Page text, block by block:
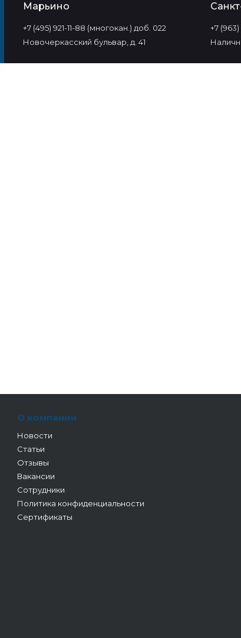
Марьино
+7 (495) 921-11-88 (многокан.) доб. 022
Новочеркасский бульвар, д. 41
+7
О компании
Новости
Статьи
Отзывы
Вакансии
Сотрудники
Политика конфиденциальности
Сертификаты